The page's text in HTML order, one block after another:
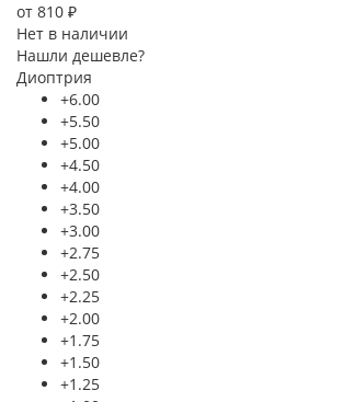
от 810 ₽
Нет в наличии
Нашли дешевле?
Диоптрия
+6.00
+5.50
+5.00
+4.50
+4.00
+3.50
+3.00
+2.75
+2.50
+2.25
+2.00
+1.75
+1.50
+1.25